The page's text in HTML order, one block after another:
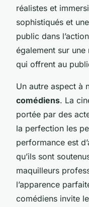
réalistes et
sophistiqués et
public dans
également sur
qui offrent au
Un autre aspect à
comédiens. La
portée par des
la perfection les
performance est
qu’ils sont
maquilleurs
l’apparence
comédiens invite